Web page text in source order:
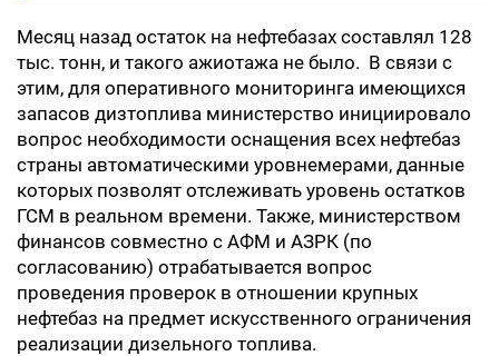
Месяц назад остаток на нефтебазах составлял 128
тыс. тонн, и такого ажиотажа не было. В связи с
этим, для оперативного мониторинга имеющихся
запасов дизтоплива министерство инициировало
вопрос необходимости оснащения всех нефтебаз
страны автоматическими уровнемерами, данные
которых позволят отслеживать уровень остатков
ГСМ в реальном времени. Также, министерством
финансов совместно с АФМ и АЗРК (по
согласованию) отрабатывается вопрос
проведения проверок в отношении крупных
нефтебаз на предмет искусственного ограничения
реализации дизельного топлива.